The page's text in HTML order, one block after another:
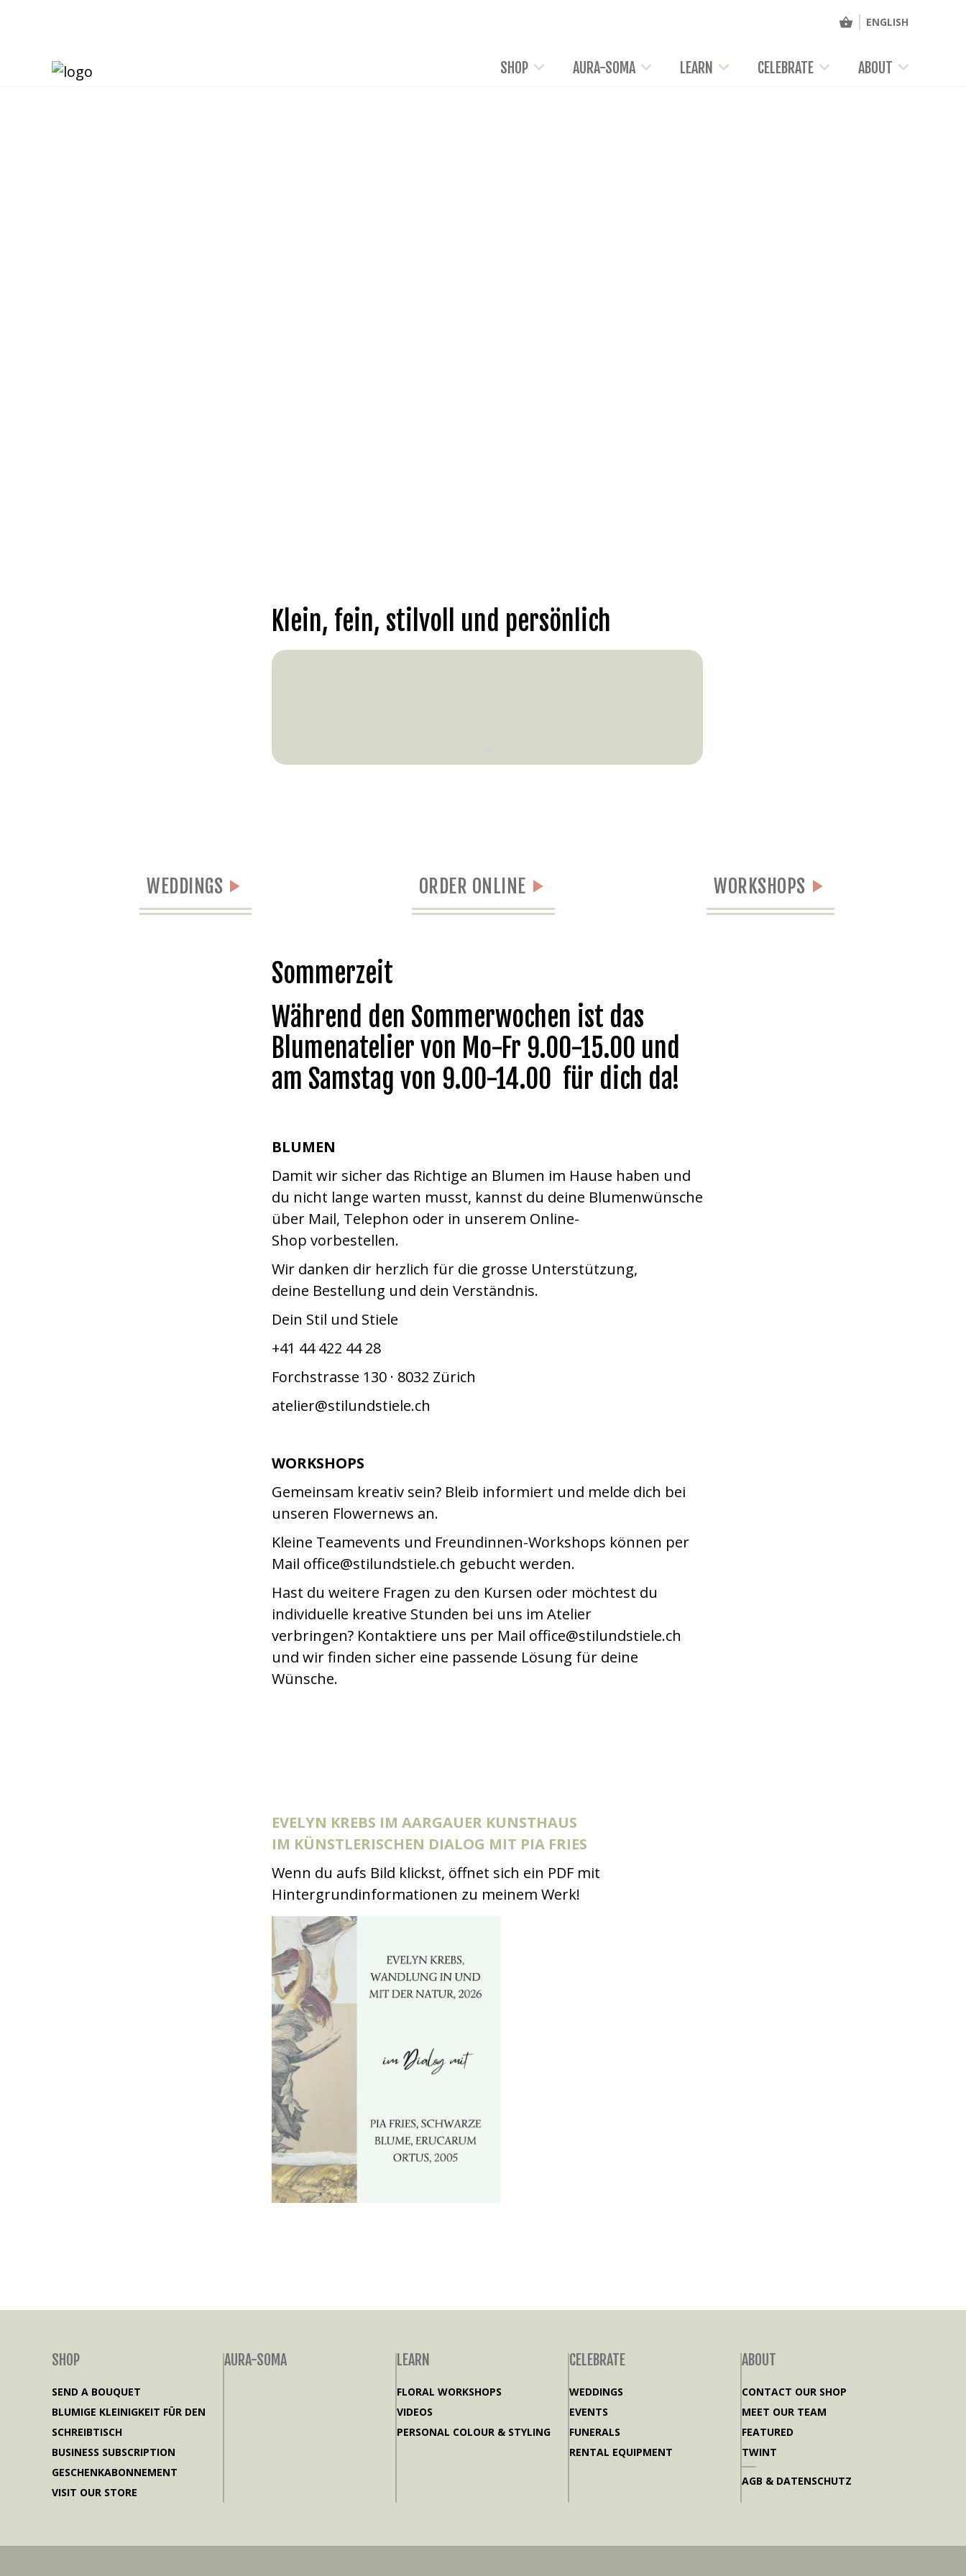
SHOP AURA-SOMA LEARN CELEBRATE ABOUT
ENGLISH
Klein, fein, stilvoll und persönlich
WEDDINGS ORDER ONLINE WORKSHOPS
Sommerzeit
Während den Sommerwochen ist das
Blumenatelier von Mo-Fr 9.00-15.00 und
am Samstag von 9.00-14.00 für dich da!
BLUMEN
Damit wir sicher das Richtige an Blumen im Hause haben und
du nicht lange warten musst, kannst du deine Blumenwünsche
über Mail, Telephon oder in unserem Online-
Shop vorbestellen.
Wir danken dir herzlich für die grosse Unterstützung,
deine Bestellung und dein Verständnis.
Dein Stil und Stiele
+41 44 422 44 28
Forchstrasse 130 · 8032 Zürich
atelier@stilundstiele.ch
WORKSHOPS
Gemeinsam kreativ sein? Bleib informiert und melde dich bei
unseren Flowernews an.
Kleine Teamevents und Freundinnen-Workshops können per
Mail office@stilundstiele.ch gebucht werden.
Hast du weitere Fragen zu den Kursen oder möchtest du
individuelle kreative Stunden bei uns im Atelier
verbringen? Kontaktiere uns per Mail office@stilundstiele.ch
und wir finden sicher eine passende Lösung für deine
Wünsche.
EVELYN KREBS IM AARGAUER KUNSTHAUS
IM KÜNSTLERISCHEN DIALOG MIT PIA FRIES
Wenn du aufs Bild klickst, öffnet sich ein PDF mit
Hintergrundinformationen zu meinem Werk!
SHOP
SEND A BOUQUET
BLUMIGE KLEINIGKEIT FÜR DEN
SCHREIBTISCH
BUSINESS SUBSCRIPTION
GESCHENKABONNEMENT
VISIT OUR STORE
AURA-SOMA LEARN
FLORAL WORKSHOPS
VIDEOS
PERSONAL COLOUR & STYLING
CELEBRATE
WEDDINGS
EVENTS
FUNERALS
RENTAL EQUIPMENT
ABOUT
CONTACT OUR SHOP
MEET OUR TEAM
FEATURED
TWINT
AGB & DATENSCHUTZ